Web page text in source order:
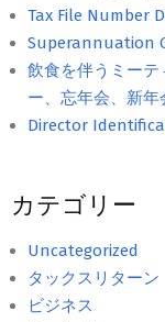
Tax File Number
Superannuation
飲食を伴うミー
ー、忘年会、新年
Director
カテゴリー
Uncategorized
タックスリターン
ビジネス